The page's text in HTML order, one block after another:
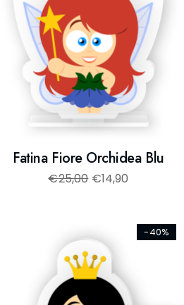
Fatina Fiore Orchidea Blu
€25,00 €14,90
-40%